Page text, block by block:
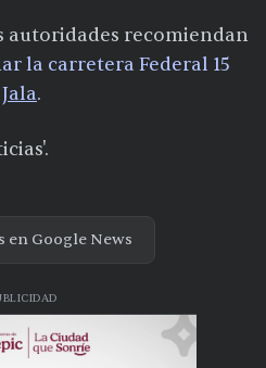
autoridades recomiendan
la carretera Federal 15
Jala.
en Google News